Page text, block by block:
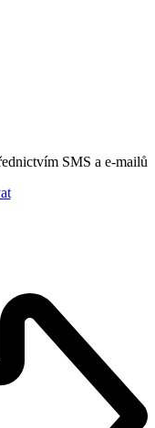
SMS a e-mailů